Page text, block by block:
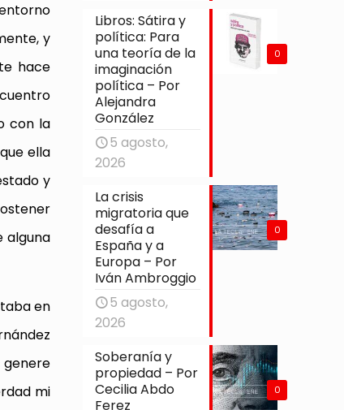
y
hace
con la
ella
y
alguna
en
genere
mi
0
Libros: Sátira y
política: Para
una teoría de la
imaginación
política – Por
Alejandra
González
5 agosto,
2026
0
La crisis
migratoria que
desafía a
España y a
Europa – Por
Iván Ambroggio
5 agosto,
2026
0
Soberanía y
propiedad – Por
Cecilia Abdo
Ferez